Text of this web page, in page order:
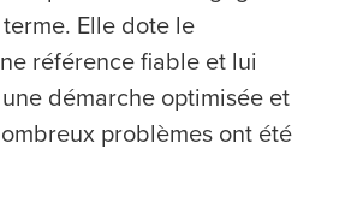
Elle dote le
référence fiable et lui
démarche optimisée et
problèmes ont été